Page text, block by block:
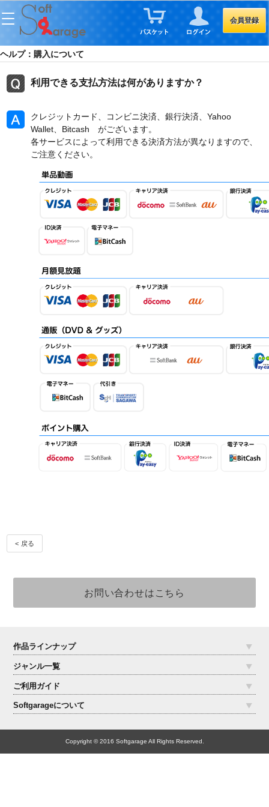
会員登録
ヘルプ：購入について
利用できる支払方法は何がありますか？
クレジットカード、コンビニ決済、銀行決済、Yahoo
Wallet、Bitcash がございます。
各サービスによって利用できる決済方法が異なりますので、
ご注意ください。
< 戻る
作品ラインナップ
ジャンル一覧
ご利用ガイド
Softgarageについて
Copyright © 2016 Softgarage All Rights Reserved.